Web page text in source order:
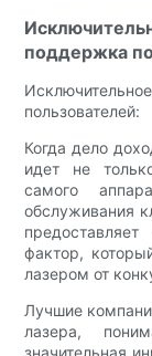
поддержка
пользователей:
Когда дело
идет не
самого
обслуживания
фактор,
лазером от
Лучшие
лазера,
значительная